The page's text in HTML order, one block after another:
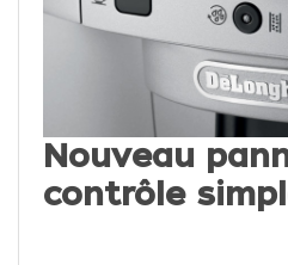
Nouveau
contrôle